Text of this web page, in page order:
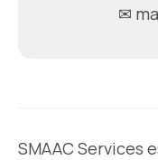
✉
SMAAC Services